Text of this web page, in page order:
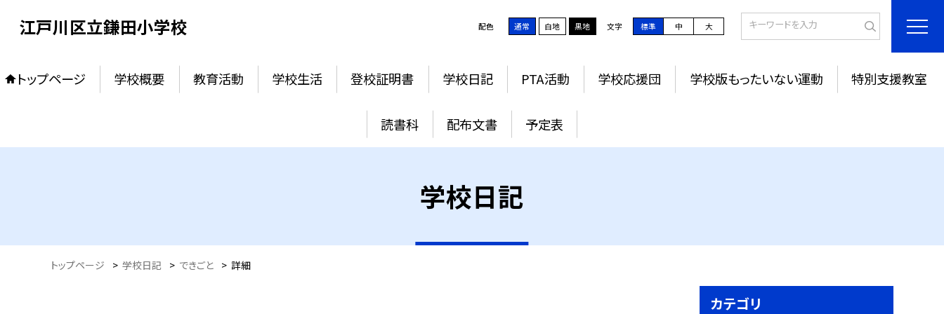
江戸川区立鎌田小学校 配色 通常 白地 黒地 文字 標準 中 大
トップページ 学校概要 教育活動 学校生活 登校証明書 学校日記 PTA活動 学校応援団 学校版もったいない運動 特別支援教室
読書科 配布文書 予定表
学校日記
トップページ > 学校日記 > できごと > 詳細
カテゴリ